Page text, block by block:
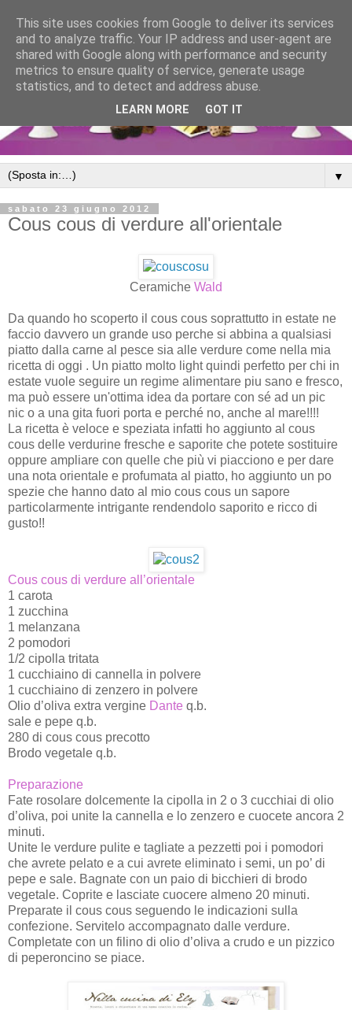
▼
sabato 23 giugno 2012
Cous cous di verdure all'orientale
Ceramiche Wald
Da quando ho scoperto il cous cous soprattutto in estate ne
faccio davvero un grande uso perche si abbina a qualsiasi
piatto dalla carne al pesce sia alle verdure come nella mia
ricetta di oggi . Un piatto molto light quindi perfetto per chi in
estate vuole seguire un regime alimentare piu sano e fresco,
ma può essere un'ottima idea da portare con sé ad un pic
nic o a una gita fuori porta e perché no, anche al mare!!!!
La ricetta è veloce e speziata infatti ho aggiunto al cous
cous delle verdurine fresche e saporite che potete sostituire
oppure ampliare con quelle che più vi piacciono e per dare
una nota orientale e profumata al piatto, ho aggiunto un po
spezie che hanno dato al mio cous cous un sapore
particolarmente intrigante rendendolo saporito e ricco di
gusto!!
Cous cous di verdure all’orientale
1 carota
1 zucchina
1 melanzana
2 pomodori
1/2 cipolla tritata
1 cucchiaino di cannella in polvere
1 cucchiaino di zenzero in polvere
Olio d’oliva extra vergine Dante q.b.
sale e pepe q.b.
280 di cous cous precotto
Brodo vegetale q.b.
Preparazione
Fate rosolare dolcemente la cipolla in 2 o 3 cucchiai di olio
d’oliva, poi unite la cannella e lo zenzero e cuocete ancora 2
minuti.
Unite le verdure pulite e tagliate a pezzetti poi i pomodori
che avrete pelato e a cui avrete eliminato i semi, un po’ di
pepe e sale. Bagnate con un paio di bicchieri di brodo
vegetale. Coprite e lasciate cuocere almeno 20 minuti.
Preparate il cous cous seguendo le indicazioni sulla
confezione. Servitelo accompagnato dalle verdure.
Completate con un filino di olio d’oliva a crudo e un pizzico
di peperoncino se piace.
This site uses cookies from Google to deliver its services
and to analyze traffic. Your IP address and user-agent are
shared with Google along with performance and security
metrics to ensure quality of service, generate usage
statistics, and to detect and address abuse.
LEARN MORE GOT IT